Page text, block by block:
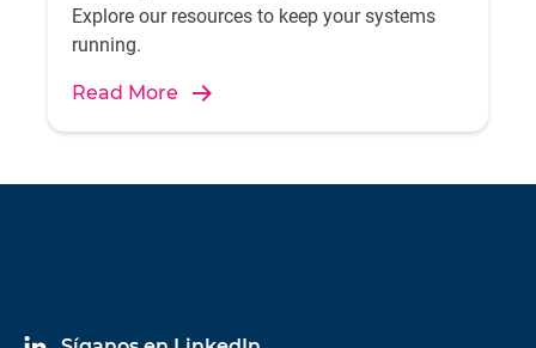
Explore our resources to keep your systems
running.
Read More